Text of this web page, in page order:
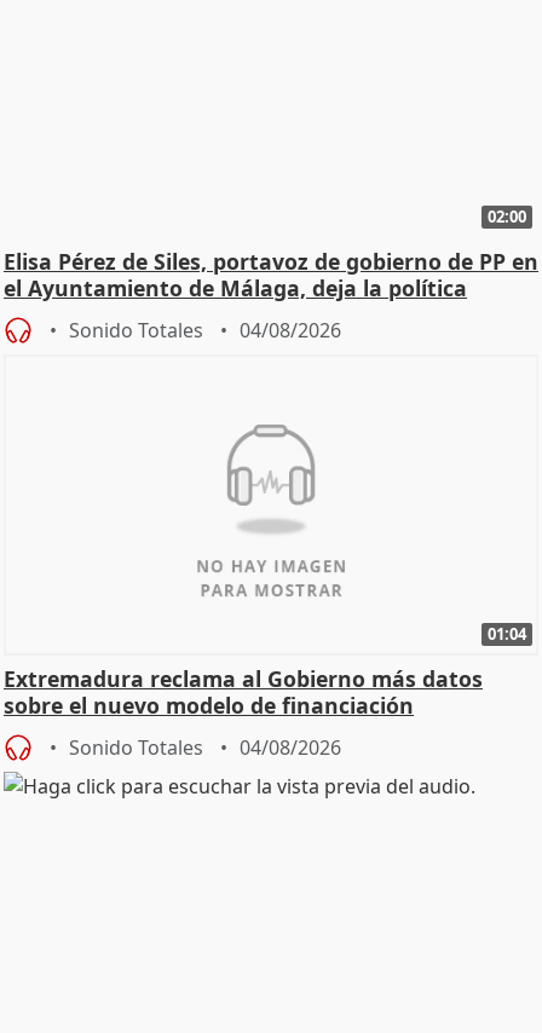
02:00
Elisa Pérez de Siles, portavoz de gobierno de PP en
el Ayuntamiento de Málaga, deja la política
Sonido Totales 04/08/2026
01:04
Extremadura reclama al Gobierno más datos
sobre el nuevo modelo de financiación
Sonido Totales 04/08/2026